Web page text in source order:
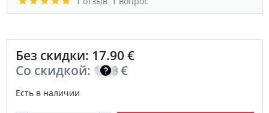
Без скидки: 17.90 €
Со скидкой: 12.80
€
Есть в наличии